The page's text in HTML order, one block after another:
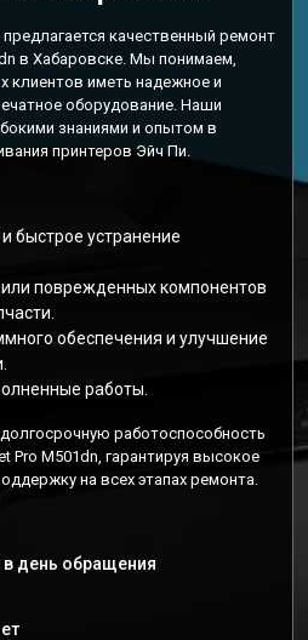
качественный ремонт
в Хабаровске. Мы понимаем,
клиентов иметь надежное и
оборудование. Наши
знаниями и опытом в
принтеров Эйч Пи.
быстрое устранение
поврежденных компонентов
обеспечения и улучшение
работы.
работоспособность
Pro M501dn, гарантируя высокое
на всех этапах ремонта.
день обращения